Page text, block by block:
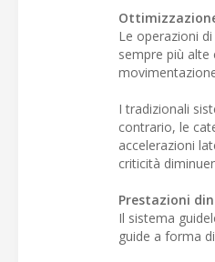
Le operazioni
sempre più
I tradizionali
contrario, le
accelerazioni
criticità
Prestazioni
Il sistema
guide a forma